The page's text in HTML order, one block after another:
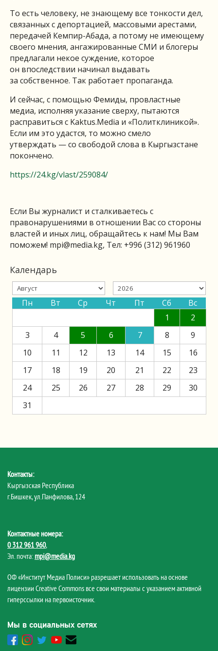
То есть человеку, не знающему все тонкости дел,
связанных с депортацией, массовыми арестами,
передачей Кемпир-Абада, а потому не имеющему
своего мнения, ангажированные СМИ и блогеры
предлагали некое суждение, которое
он впоследствии начинал выдавать
за собственное. Так работает пропаганда.
И сейчас, с помощью Фемиды, провластные
медиа, исполняя указание сверху, пытаются
расправиться с Kaktus.Media и «Политклиникой».
Если им это удастся, то можно смело
утверждать — со свободой слова в Кыргызстане
покончено.
https://24.kg/vlast/259084/
Если Вы журналист и сталкиваетесь с
правонарушениями в отношении Вас со стороны
властей и иных лиц, обращайтесь к нам! Мы Вам
поможем! mpi@media.kg, Тел: +996 (312) 961960
Календарь
Пн Вт Ср Чт Пт Сб
Вс
1
2
3
4 5 6 7 8
9
10
11 12 13 14 15
16
17
18 19 20 21 22
23
24
25 26 27 28 29
30
31
Контакты:
Кыргызская Республика
г.Бишкек, ул.Панфилова, 124
Контактные номера:
0 312 961 960,
Эл. почта: mpi@media.kg
ОФ «Институт Медиа Полиси» разрешает использовать на основе
лицензии Creative Commons все свои материалы с указанием активной
гиперссылки на первоисточник.
Мы в социальных сетях